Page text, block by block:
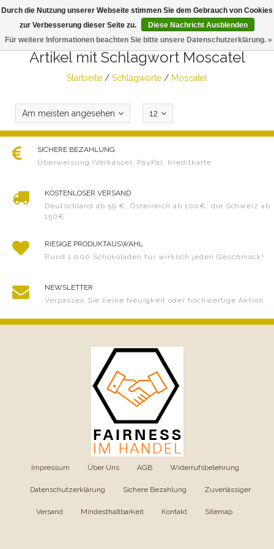
Artikel mit Schlagwort Moscatel
Startseite / Schlagworte / Moscatel
Am meisten angesehen 12
SICHERE BEZAHLUNG
Überweisung (Vorkasse), PayPal, Kreditkarte
KOSTENLOSER VERSAND
Deutschland ab 59 €, Österreich ab 100€, die Schweiz ab
150€
RIESIGE PRODUKTAUSWAHL
Rund 1.000 Schokoladen für wirklich jeden Geschmack!
NEWSLETTER
Verpassen Sie keine Neuigkeit oder hochwertige Aktion
Impressum Über Uns AGB Widerrufsbelehrung
Datenschutzerklärung Sichere Bezahlung Zuverlässiger
Versand Mindesthaltbarkeit Kontakt Sitemap
Durch die Nutzung unserer Webseite stimmen Sie dem Gebrauch von Cookies
zur Verbesserung dieser Seite zu.
Diese Nachricht Ausblenden
Für weitere Informationen beachten Sie bitte unsere Datenschutzerklärung. »